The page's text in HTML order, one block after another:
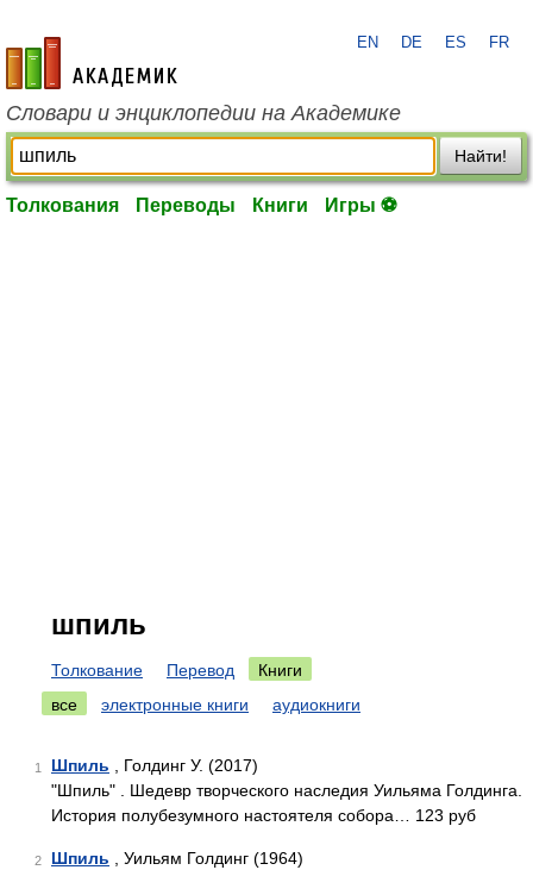
academic.ru
EN DE ES FR
Словари и энциклопедии на Академике
Найти!
Толкования Переводы Книги Игры ⚽
шпиль
Толкование Перевод
Книги
все
электронные книги аудиокниги
1 Шпиль , Голдинг У. (2017)
"Шпиль" . Шедевр творческого наследия Уильяма Голдинга.
История полубезумного настоятеля собора… 123 руб
2 Шпиль , Уильям Голдинг (1964)